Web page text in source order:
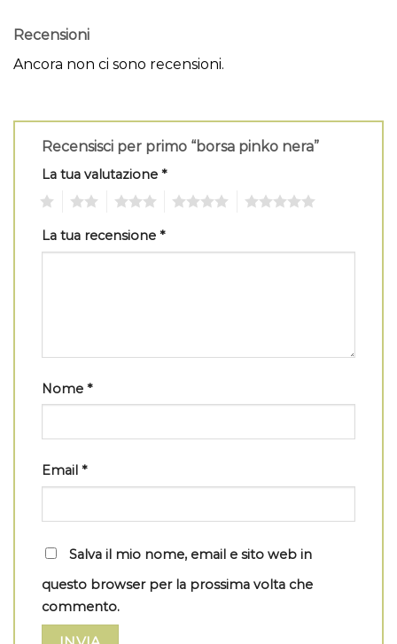
Recensioni
Ancora non ci sono recensioni.
Recensisci per primo “borsa pinko nera”
La tua valutazione *
La tua recensione *
Nome *
Email *
Salva il mio nome, email e sito web in
questo browser per la prossima volta che
commento.